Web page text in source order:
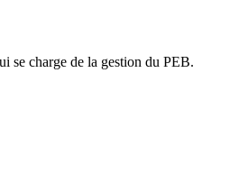
se charge de la gestion du PEB.